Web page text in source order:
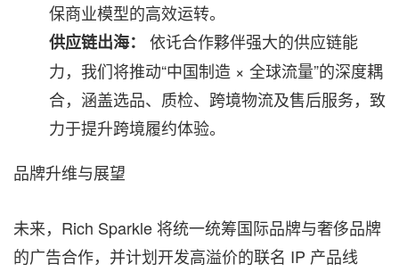
保商业模型的高效运转。
供应链出海：
依讬合作夥伴强大的供应链能
力，我们将推动“中国制造 × 全球流量”的深度耦
合，涵盖选品、质检、跨境物流及售后服务，致
力于提升跨境履约体验。
品牌升维与展望
未来，Rich Sparkle 将统一统筹国际品牌与奢侈品牌
的广告合作，并计划开发高溢价的联名 IP 产品线